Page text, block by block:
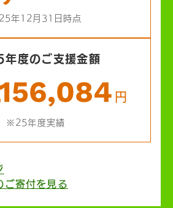
年12月31日時点
度のご支援金額
円
※25年度実績
ご寄付を見る